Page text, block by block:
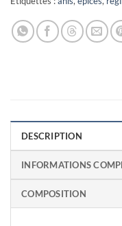
DESCRIPTION
INFORMATIONS
COMPOSITION